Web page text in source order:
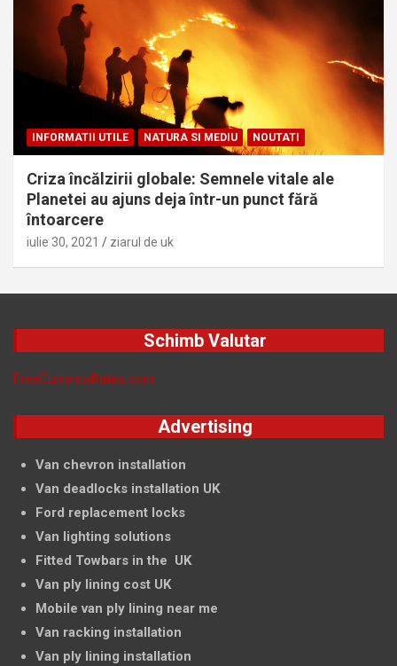
INFORMATII UTILE NATURA SI MEDIU NOUTATI
Criza încălzirii globale: Semnele vitale ale
Planetei au ajuns deja într-un punct fără
întoarcere
iulie 30, 2021 ziarul de uk
Schimb Valutar
FreeCurrencyRates.com
Advertising
Van chevron installation
Van deadlocks installation UK
Ford replacement locks
Van lighting solutions
Fitted Towbars in the UK
Van ply lining cost UK
Mobile van ply lining near me
Van racking installation
Van ply lining installation